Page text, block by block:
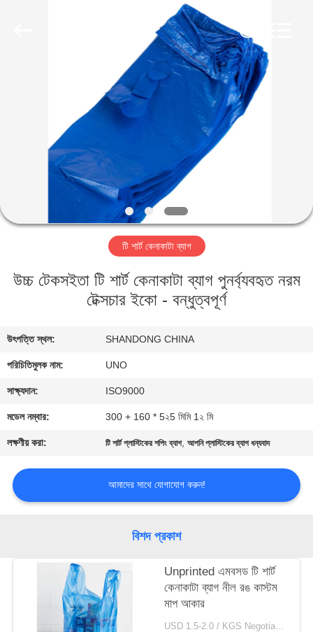
আমাদের
কারখানা
যোগাযোগ
করুন
খবর
কেস
PRIVACY
POLICY
টি শার্ট কেনাকাটা ব্যাগ
উচ্চ টেকসইতা টি শার্ট কেনাকাটা ব্যাগ পুনর্ব্যবহৃত নরম
টেক্সচার ইকো - বন্ধুত্বপূর্ণ
উৎপত্তি স্থল: SHANDONG CHINA
পরিচিতিমুলক নাম: UNO
সাক্ষ্যদান: ISO9000
মডেল নম্বার: 300 + 160 * 5২5 মিমি 1২ মি
লক্ষণীয় করা: টি শার্ট প্লাস্টিকের শপিং ব্যাগ,আপনি প্লাস্টিকের ব্যাগ ধন্যবাদ
আমাদের সাথে যোগাযোগ করুন!
বিশদ প্রকাশ
Unprinted এমবসড টি শার্ট
কেনাকাটা ব্যাগ নীল রঙ কাস্টম
মাপ আকার
USD 1.5-2.0 / KGS Negotiable MOQ:1000KGS